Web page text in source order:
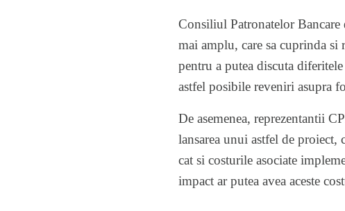
Consiliul Patronatelor
mai amplu, care sa cuprinda
pentru a putea discuta
astfel posibile reveniri asupra
De asemenea, reprezentantii
lansarea unui astfel de
cat si costurile asociate
impact ar putea avea aceste